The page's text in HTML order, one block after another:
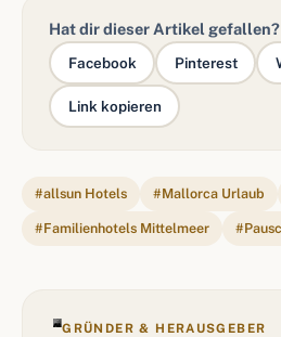
Hat dir dieser Artikel gefallen?
Facebook Pinterest
Link kopieren
#allsun Hotels #Mallorca Urlaub
#Familienhotels Mittelmeer
GRÜNDER & HERAUSGEBER